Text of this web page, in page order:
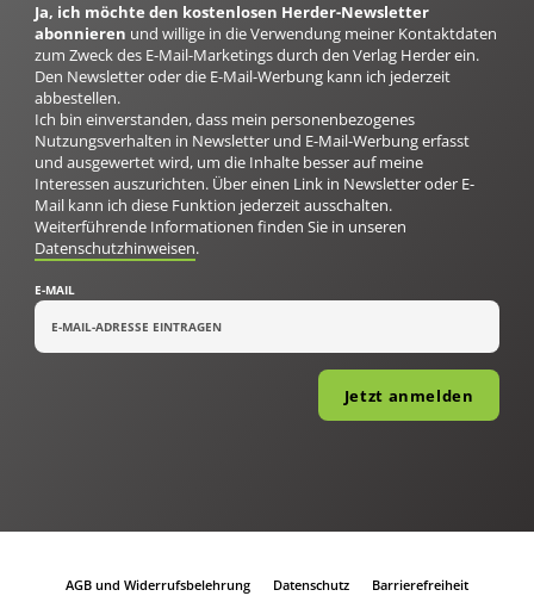
Ja, ich möchte den kostenlosen Herder-Newsletter
abonnieren und willige in die Verwendung meiner Kontaktdaten
zum Zweck des E-Mail-Marketings durch den Verlag Herder ein.
Den Newsletter oder die E-Mail-Werbung kann ich jederzeit
abbestellen.
Ich bin einverstanden, dass mein personenbezogenes
Nutzungsverhalten in Newsletter und E-Mail-Werbung erfasst
und ausgewertet wird, um die Inhalte besser auf meine
Interessen auszurichten. Über einen Link in Newsletter oder E-
Mail kann ich diese Funktion jederzeit ausschalten.
Weiterführende Informationen finden Sie in unseren
Datenschutzhinweisen.
E-MAIL
Jetzt anmelden
AGB und Widerrufsbelehrung Datenschutz Barrierefreiheit